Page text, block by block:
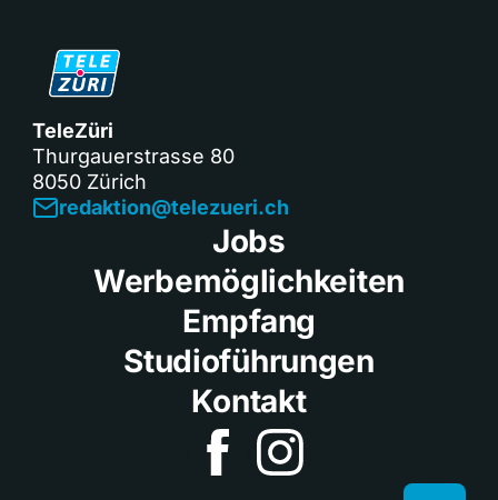
TeleZüri
Thurgauerstrasse 80
8050 Zürich
redaktion@telezueri.ch
Jobs
Werbemöglichkeiten
Empfang
Studioführungen
Kontakt